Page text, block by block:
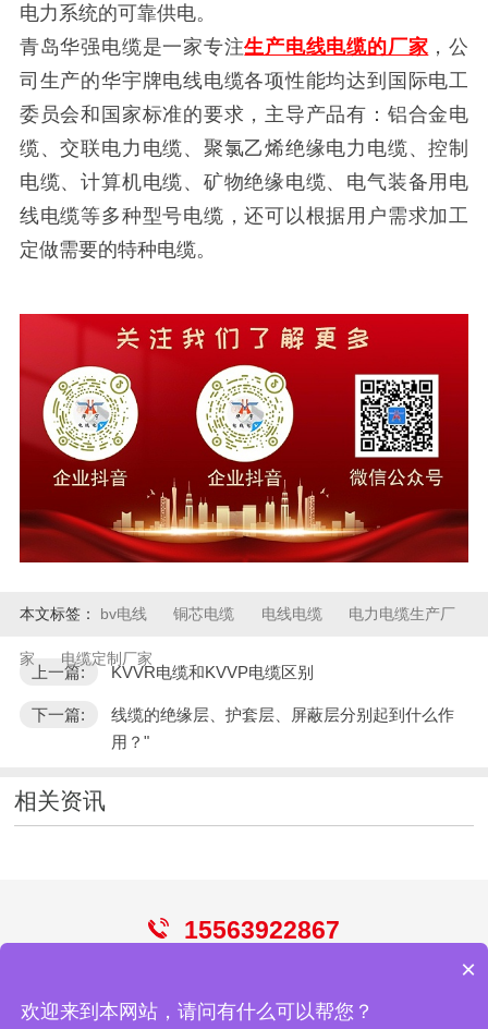
电力系统的可靠供电。
青岛华强电缆是一家专注生产电线电缆的厂家 ，公
司生产的华宇牌电线电缆各项性能均达到国际电工
委员会和国家标准的要求，主导产品有：铝合金电
缆、交联电力电缆、聚氯乙烯绝缘电力电缆、控制
电缆、计算机电缆、矿物绝缘电缆、电气装备用电
线电缆等多种型号电缆，还可以根据用户需求加工
定做需要的特种电缆。
本文标签： bv电线 铜芯电缆 电线电缆 电力电缆生产厂
家 电缆定制厂家
上一篇: KVVR电缆和KVVP电缆区别
下一篇:
线缆的绝缘层、护套层、屏蔽层分别起到什么作
用？"
相关资讯
15563922867
青岛华强电缆有限公司 网站地图
×
欢迎来到本网站，请问有什么可以帮您？